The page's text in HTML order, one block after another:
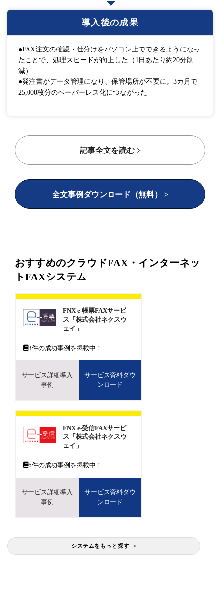
導入後の成果
●FAX注文の確認・仕分けをパソコン上でできるようになっ
たことで、処理スピードが向上した（1日あたり約20分削
減）
●発注書がデータ管理になり、保管場所が不要に。3カ月で
25,000枚分のペーパーレス化につながった
記事全文を読む >
全文事例ダウンロード（無料） >
おすすめのクラウドFAX・インターネッ
トFAXシステム
FNX e-帳票FAXサービ
ス「株式会社ネクスウ
ェイ」
3件の成功事例を掲載中！
サービス詳細導入
事例
サービス資料ダウ
ンロード
FNX e-受信FAXサービ
ス「株式会社ネクスウ
ェイ」
6件の成功事例を掲載中！
サービス詳細導入
事例
サービス資料ダウ
ンロード
システムをもっと探す >